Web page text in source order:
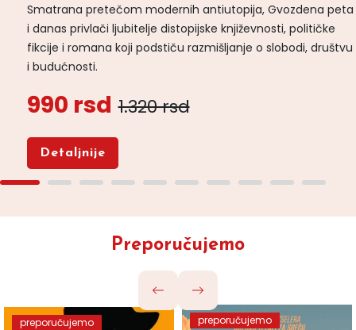
Smatrana pretečom modernih antiutopija, Gvozdena peta
i danas privlači ljubitelje distopijske književnosti, političke
fikcije i romana koji podstiču razmišljanje o slobodi, društvu
i budućnosti.
990 rsd 1.320 rsd
Detaljnije
Preporučujemo
preporučujemo preporučujemo